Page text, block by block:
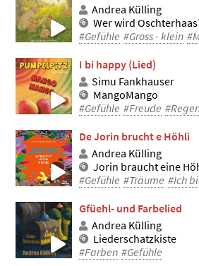
Andrea Külling
Wer wird
#Gefühle #Gross - klein
I bi happy (Lied)
Simu Fankhauser
MangoMango
#Gefühle #Freude
De Jorin brucht e Höhli
Andrea Külling
Jorin braucht eine
#Gefühle #Träume #Ich
Gfüehl- und Farbelied
Andrea Külling
Liederschatzkiste
#Farben #Gefühle